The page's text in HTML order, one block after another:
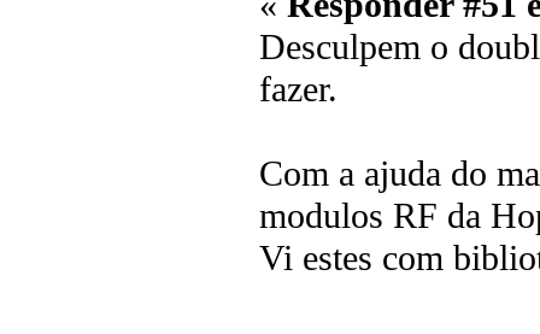
Desculpem o
fazer.
Com a ajuda do
modulos RF da
Vi estes com